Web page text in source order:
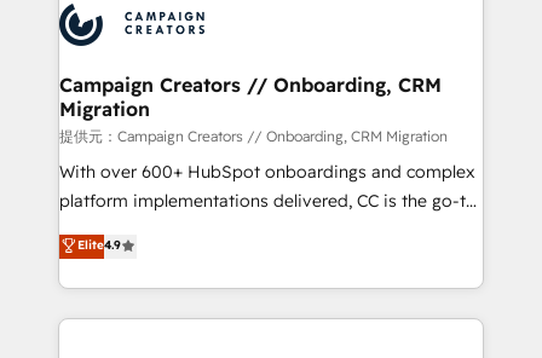
record of business transformation, our growth-first
approach has helped brands dominate their
extensive experience working with tech companies
and manufacturers since 2002, we are committed to
empowering our clients and developing their
autonomy. Get to grips with HubSpot through
guided implementation and seamless integration of
the CRM platform into your digital ecosystem. Would
you like support in deploying your inbound
to your needs and sales objectives. With 125+
certifications, we are part of the most certified
Campaign Creators // Onboarding, CRM
Migration
提供元：Campaign Creators // Onboarding, CRM Migration
With over 600+ HubSpot onboardings and complex
platform implementations delivered, CC is the go-to
Elite Solutions Partner for businesses ready to
migrate, replatform, and scale smarter. We specialize
in high-impact CRM and CMS migrations and
onboarding from platforms like Salesforce, NetSuite,
Elite4.9